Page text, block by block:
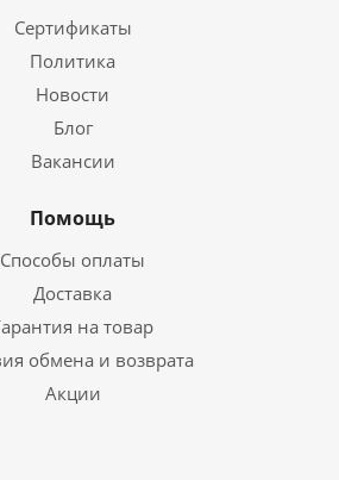
Сертификаты
Политика
Новости
Блог
Вакансии
Помощь
Способы оплаты
Доставка
на товар
обмена и возврата
Акции